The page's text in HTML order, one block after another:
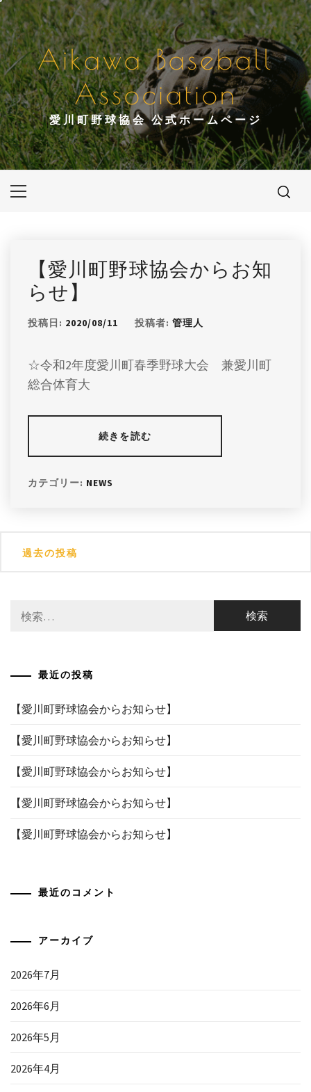
コ
ン
テ
ン
ツ
へ
ス
キ
ッ
プ
Aikawa Baseball
Association
愛川町野球協会 公式ホームページ
メ
【愛川町野球協会からお知
らせ】
投稿日: 2020/08/11 投稿者: 管理人
☆令和2年度愛川町春季野球大会 兼愛川町
総合体育大
続きを読む
カテゴリー: NEWS
過去の投稿
索:
最近の投稿
【愛川町野球協会からお知らせ】
【愛川町野球協会からお知らせ】
【愛川町野球協会からお知らせ】
【愛川町野球協会からお知らせ】
【愛川町野球協会からお知らせ】
最近のコメント
アーカイブ
2026年7月
2026年6月
2026年5月
2026年4月